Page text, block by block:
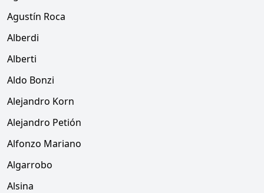
Agustín Roca
Alberdi
Alberti
Aldo Bonzi
Alejandro Korn
Alejandro Petión
Alfonzo Mariano
Algarrobo
Alsina